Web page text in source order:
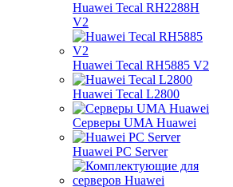
Huawei Tecal RH2288H
V2
Huawei Tecal RH5885 V2
Huawei Tecal L2800
Серверы UMA Huawei
Huawei PC Server